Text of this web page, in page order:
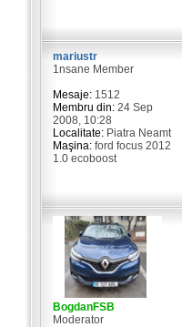
mariustr
1nsane Member
Mesaje:1512
Membru din:24 Sep
2008, 10:28
Localitate:Piatra Neamt
Maşina:ford focus 2012
1.0 ecoboost
BogdanFSB
Moderator